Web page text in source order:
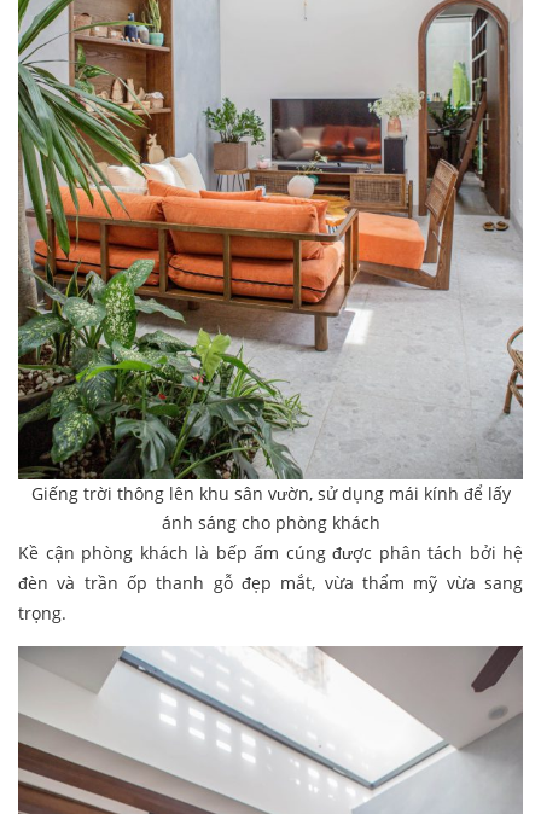
Giếng trời thông lên khu sân vườn, sử dụng mái kính để lấy
ánh sáng cho phòng khách
Kề cận phòng khách là bếp ấm cúng được phân tách bởi hệ
đèn và trần ốp thanh gỗ đẹp mắt, vừa thẩm mỹ vừa sang
trọng.